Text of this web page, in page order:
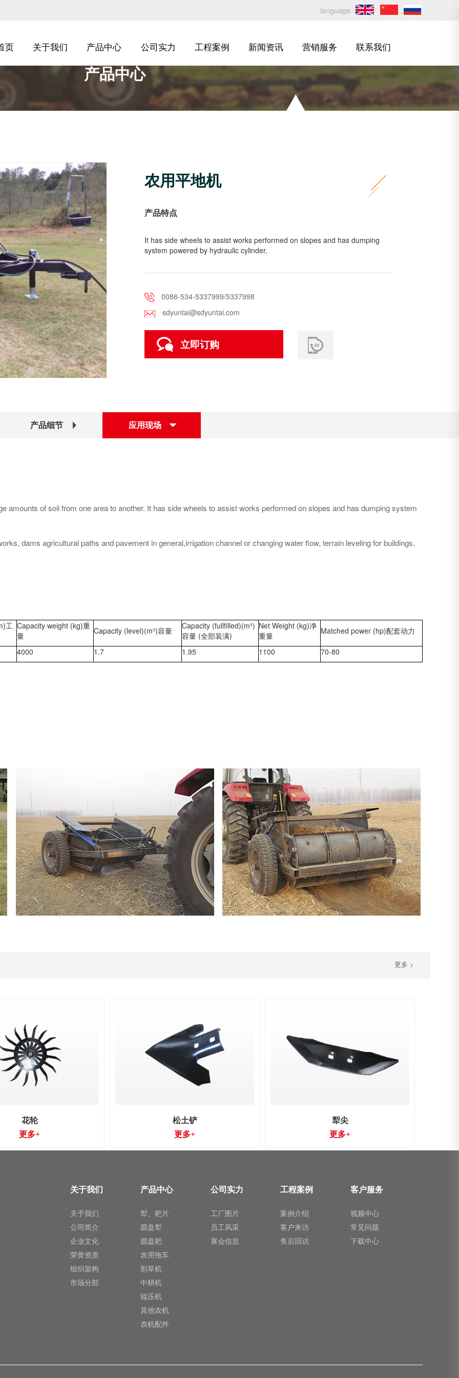
language
页 关于我们 产品中心 公司实力 工程案例 新闻资讯 营销服务 联系我们
产品中心
农用平地机
产品特点
It has side wheels to assist works performed on slopes and has dumping
system powered by hydraulic cylinder.
0086-534-5337999/5337998
sdyuntai@sdyuntai.com
立即订购
产品细节 应用现场
amounts of soil from one area to another. It has side wheels to assist works performed on slopes and has dumping system
dams agricultural paths and pavement in general,irrigation channel or changing water flow, terrain leveling for buildings,
工 Capacity weight (kg)重
量
Capacity (level)(m³)容量
Capacity (fullfilled)(m³)
容量 (全部装满)
Net Weight (kg)净
重量
Matched power (hp)配套动力
4000 1.7 1.95 1100 70-80
更多 >
花轮
更多+
松土铲
更多+
犁尖
更多+
关于我们
关于我们
公司简介
企业文化
荣誉资质
组织架构
市场分部
产品中心
犁、耙片
圆盘犁
圆盘耙
农用拖车
割草机
中耕机
辊压机
其他农机
农机配件
公司实力
工厂图片
员工风采
展会信息
工程案例
案例介绍
客户来访
售后回访
客户服务
视频中心
常见问题
下载中心